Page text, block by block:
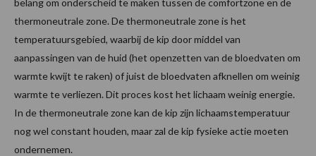
thermoneutrale zone. De thermoneutrale zone is het
temperatuursgebied, waarbij de kip door middel van
aanpassingen van de huid (het openzetten van de bloedvaten om
warmte kwijt te raken) of juist de bloedvaten afknellen om weinig
warmte te verliezen. Dit proces kost het lichaam weinig energie.
In de thermoneutrale zone kan de kip zijn lichaamstemperatuur
nog wel constant houden, maar zal de kip fysieke actie moeten
ondernemen.